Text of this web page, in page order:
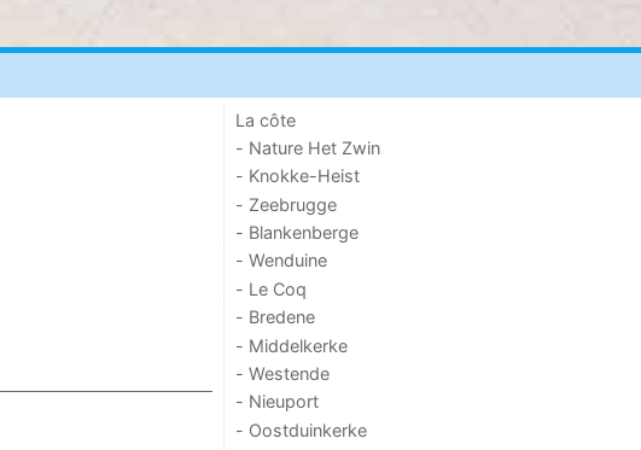
La côte
- Nature Het Zwin
- Knokke-Heist
- Zeebrugge
- Blankenberge
- Wenduine
- Le Coq
- Bredene
- Middelkerke
- Westende
- Nieuport
- Oostduinkerke